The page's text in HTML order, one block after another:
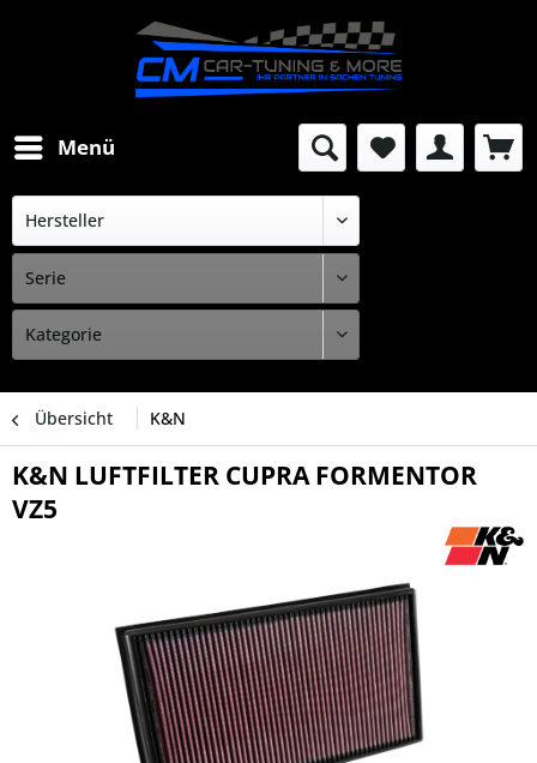
Menü
Übersicht K&N
K&N LUFTFILTER CUPRA FORMENTOR
VZ5